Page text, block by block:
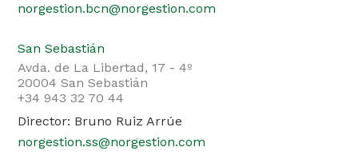
norgestion.bcn@norgestion.com
San Sebastián
Avda. de La Libertad, 17 - 4º
20004 San Sebastián
+34 943 32 70 44
Director: Bruno Ruiz Arrúe
norgestion.ss@norgestion.com